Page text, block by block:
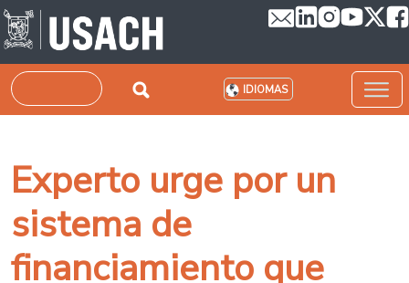
Pasar al contenido principal
Buscar IDIOMAS
Experto urge por un
sistema de
financiamiento que